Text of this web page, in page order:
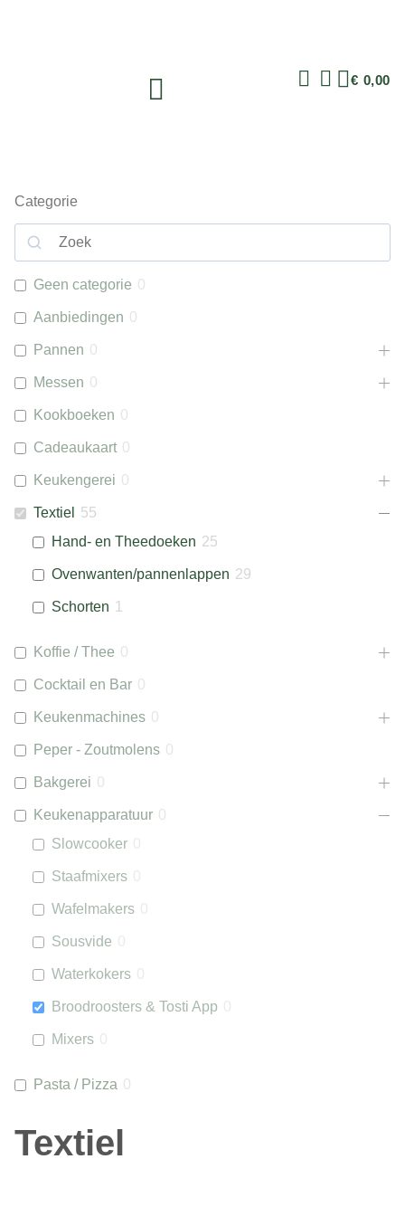
€ 0,00
Categorie
Geen categorie 0
Aanbiedingen 0
Pannen 0
Messen 0
Kookboeken 0
Cadeaukaart 0
Keukengerei 0
Textiel
55
Hand- en Theedoeken 25
Ovenwanten/pannenlappen 29
Schorten 1
Koffie / Thee 0
Cocktail en Bar 0
Keukenmachines 0
Peper - Zoutmolens 0
Bakgerei 0
Keukenapparatuur 0
Slowcooker
Staafmixers
Wafelmakers
Sousvide
Waterkokers
Broodroosters & Tosti App
Mixers
Pasta / Pizza 0
Textiel